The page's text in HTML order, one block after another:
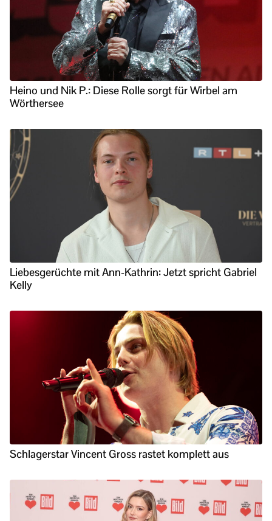
Heino und Nik P.: Diese Rolle sorgt für Wirbel am
Wörthersee
Liebesgerüchte mit Ann-Kathrin: Jetzt spricht Gabriel
Kelly
Schlagerstar Vincent Gross rastet komplett aus